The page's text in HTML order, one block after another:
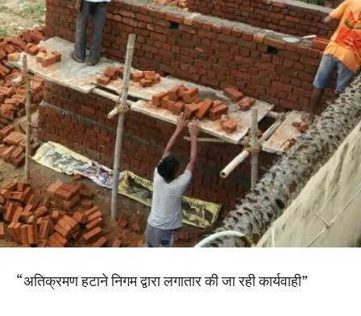
“अतिक्रमण हटाने निगम द्वारा लगातार की जा रही कार्यवाही”